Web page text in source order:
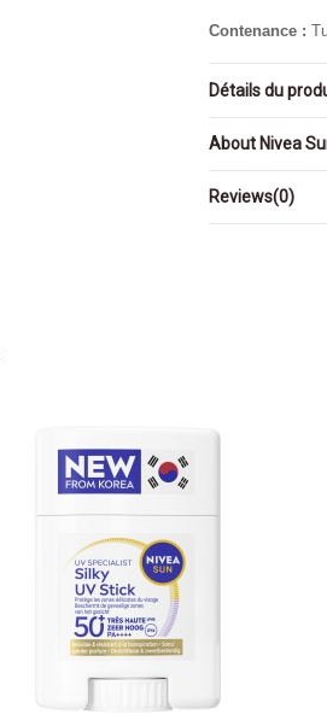
Contenance :
Détails du
About Nivea
Reviews(0)